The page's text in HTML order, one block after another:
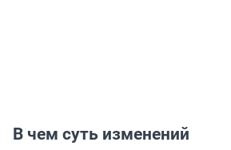
В чем суть изменений